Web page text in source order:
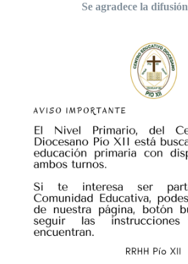
Se agradece la difusión